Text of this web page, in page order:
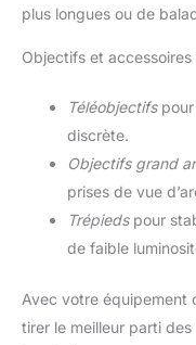
plus longues ou de
Objectifs et
Téléobjectifspour
discrète.
Objectifs grand
prises de vue
Trépiedspour
de faible
Avec votre équipement
tirer le meilleur parti